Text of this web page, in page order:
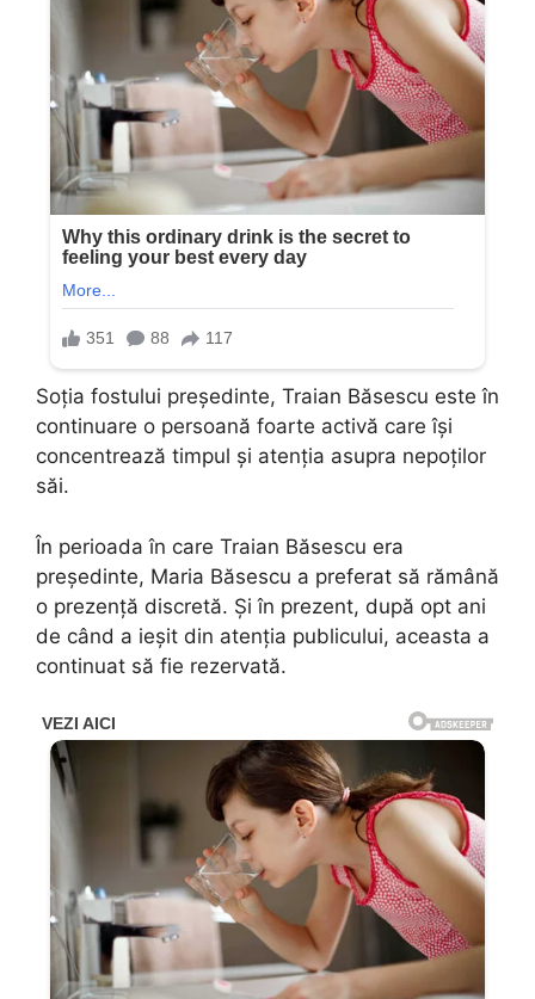
Soția fostului președinte, Traian Băsescu este în
continuare o persoană foarte activă care își
concentrează timpul și atenția asupra nepoților
săi.
În perioada în care Traian Băsescu era
președinte, Maria Băsescu a preferat să rămână
o prezență discretă. Și în prezent, după opt ani
de când a ieșit din atenția publicului, aceasta a
continuat să fie rezervată.